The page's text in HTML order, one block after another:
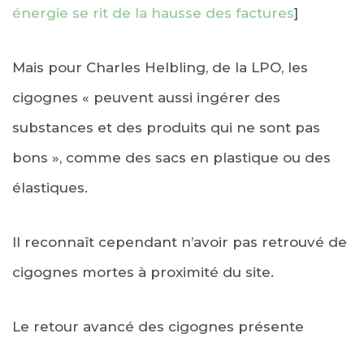
énergie se rit de la hausse des factures]
Mais pour Charles Helbling, de la LPO, les
cigognes « peuvent aussi ingérer des
substances et des produits qui ne sont pas
bons », comme des sacs en plastique ou des
élastiques.
Il reconnaît cependant n’avoir pas retrouvé de
cigognes mortes à proximité du site.
Le retour avancé des cigognes présente